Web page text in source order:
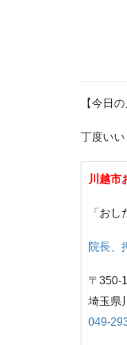
【今日の
丁度い
川越市
「お
院長、
〒350-
埼玉県
049-